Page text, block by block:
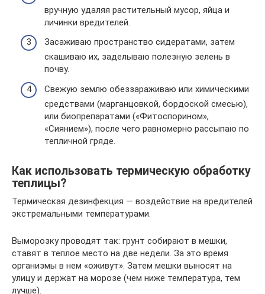
вручную удаляя растительный мусор, яйца и
личинки вредителей.
Засаживаю пространство сидератами, затем
скашиваю их, заделываю полезную зелень в
почву.
Свежую землю обеззараживаю или химическими
средствами (марганцовкой, бордоской смесью),
или биопрепаратами («Фитоспорином»,
«Сиянием»), после чего равномерно рассыпаю по
тепличной гряде.
Как использовать термическую обработку
теплицы?
Термическая дезинфекция — воздействие на вредителей
экстремальными температурами.
Выморозку проводят так: грунт собирают в мешки,
ставят в теплое место на две недели. За это время
организмы в нем «оживут». Затем мешки выносят на
улицу и держат на морозе (чем ниже температура, тем
лучше).